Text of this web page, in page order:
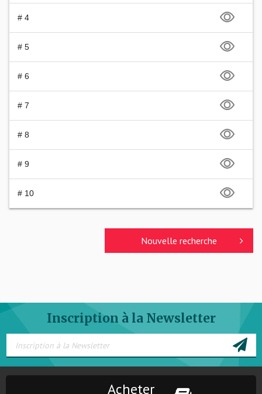
# 4
# 5
# 6
# 7
# 8
# 9
# 10
Nouvelle recherche
Inscription à la Newsletter
Acheter